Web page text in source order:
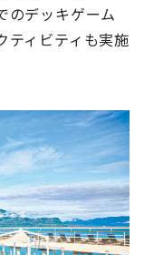
のデッキゲーム
ティビティも実施